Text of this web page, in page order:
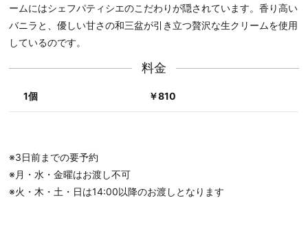
ームにはシェフパティシエのこだわりが隠されています。香り高い
バニラと、優しい甘さの和三盆が引き立つ贅沢な生クリームを使用
しているのです。
料金
1個 ￥810
※3日前までの要予約
※月・水・金曜はお渡し不可
※火・木・土・日は14:00以降のお渡しとなります